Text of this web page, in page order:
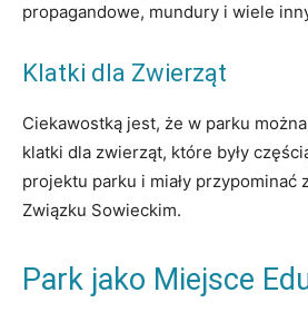
propagandowe, mundury i wiele
Klatki dla Zwierząt
Ciekawostką jest, że w parku
klatki dla zwierząt, które były
projektu parku i miały przypominać
Związku Sowieckim.
Park jako Miejsce